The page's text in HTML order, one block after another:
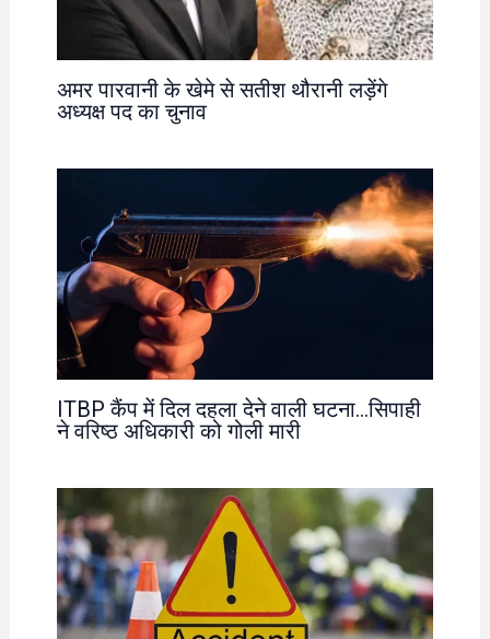
अमर पारवानी के खेमे से सतीश थौरानी लड़ेंगे
अध्यक्ष पद का चुनाव
ITBP कैंप में दिल दहला देने वाली घटना…सिपाही
ने वरिष्ठ अधिकारी को गोली मारी